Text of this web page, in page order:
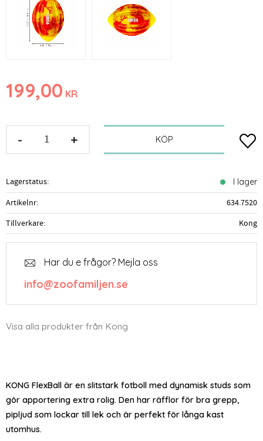
199,00 KR
+
- KÖP
Lagerstatus I lager
Artikelnr
634.7520
Tillverkare
Kong
Har du e frågor? Mejla oss
info@zoofamiljen.se
Visa alla produkter från Kong
KONG FlexBall är en slitstark fotboll med dynamisk studs som
gör apportering extra rolig. Den har räfflor för bra grepp,
pipljud som lockar till lek och är perfekt för långa kast
utomhus.